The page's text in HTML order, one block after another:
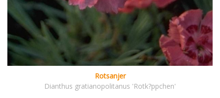
Rotsanjer
Dianthus gratianopolitanus 'Rotk?ppchen'